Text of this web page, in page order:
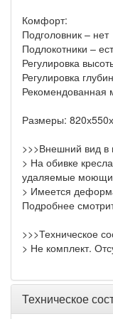
Комфорт:
Подголовник – нет
Подлокотники –
Регулировка
Регулировка
Рекомендованная
Размеры:
>>>Внешний вид в
> На обивке
удаляемые
> Имеется
Подробнее
>>>Техническое
> Не комплект.
Техническое